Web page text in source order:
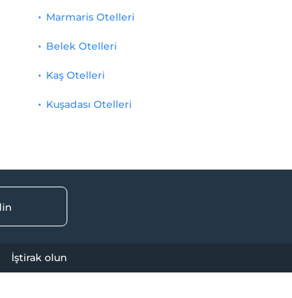
Marmaris Otelleri
Belek Otelleri
Kaş Otelleri
Kuşadası Otelleri
İştirak olun